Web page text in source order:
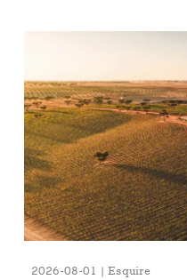
2026-08-01 | Esquire